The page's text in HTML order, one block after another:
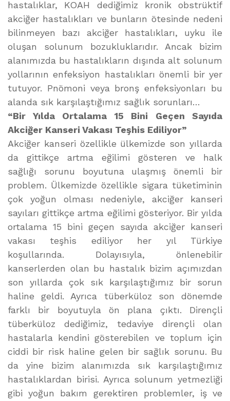
hastalıklar, KOAH dediğimiz kronik obstrüktif
akciğer hastalıkları ve bunların ötesinde nedeni
bilinmeyen bazı akciğer hastalıkları, uyku ile
oluşan solunum bozukluklarıdır. Ancak bizim
alanımızda bu hastalıkların dışında alt solunum
yollarının enfeksiyon hastalıkları önemli bir yer
tutuyor. Pnömoni veya bronş enfeksiyonları bu
alanda sık karşılaştığımız sağlık sorunları…
“Bir Yılda Ortalama 15 Bini Geçen Sayıda
Akciğer Kanseri Vakası Teşhis Ediliyor”
Akciğer kanseri özellikle ülkemizde son yıllarda
da gittikçe artma eğilimi gösteren ve halk
sağlığı sorunu boyutuna ulaşmış önemli bir
problem. Ülkemizde özellikle sigara tüketiminin
çok yoğun olması nedeniyle, akciğer kanseri
sayıları gittikçe artma eğilimi gösteriyor. Bir yılda
ortalama 15 bini geçen sayıda akciğer kanseri
vakası teşhis ediliyor her yıl Türkiye
koşullarında. Dolayısıyla, önlenebilir
kanserlerden olan bu hastalık bizim açımızdan
son yıllarda çok sık karşılaştığımız bir sorun
haline geldi. Ayrıca tüberküloz son dönemde
farklı bir boyutuyla ön plana çıktı. Dirençli
tüberküloz dediğimiz, tedaviye dirençli olan
hastalarla kendini gösterebilen ve toplum için
ciddi bir risk haline gelen bir sağlık sorunu. Bu
da yine bizim alanımızda sık karşılaştığımız
hastalıklardan birisi. Ayrıca solunum yetmezliği
gibi yoğun bakım gerektiren problemler, iş ve